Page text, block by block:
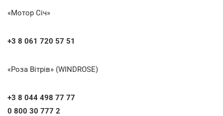
«Мотор Січ»
+3 8 061 720 57 51
«Роза Вітрів» (WINDROSE)
+3 8 044 498 77 77
0 800 30 777 2